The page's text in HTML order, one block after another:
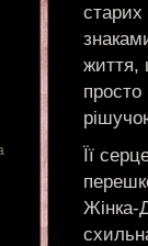
старих
життя,
Її
Жінка-